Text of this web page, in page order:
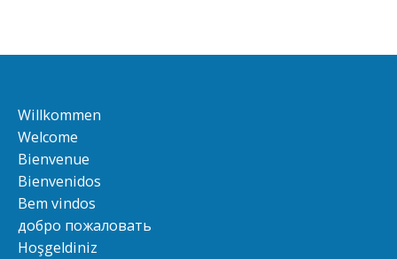
Willkommen
Welcome
Bienvenue
Bienvenidos
Bem vindos
добро пожаловать
Hoşgeldiniz